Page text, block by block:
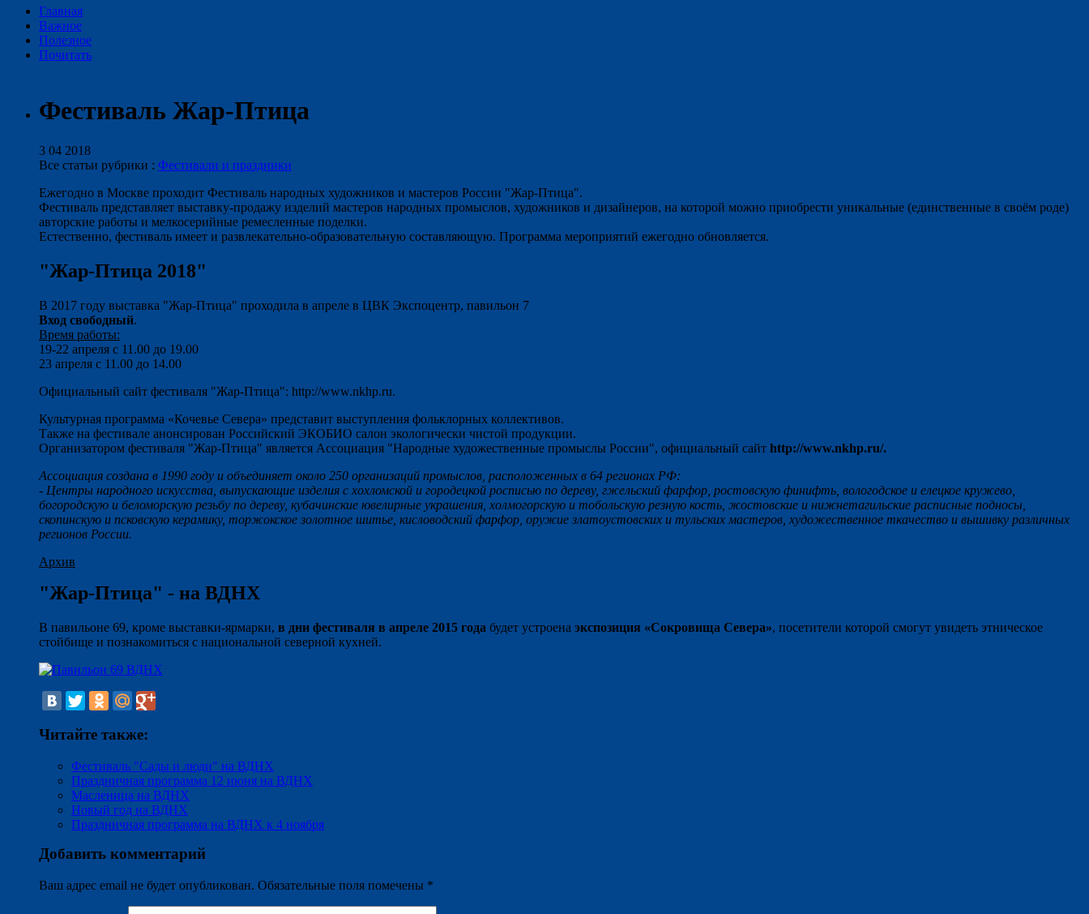
Главная
Важное
Полезное
Почитать
Фестиваль Жар-Птица
3 04 2018
Все статьи рубрики : Фестивали и праздники
Ежегодно в Москве проходит Фестиваль народных художников и мастеров России "Жар-Птица".
Фестиваль представляет выставку-продажу изделий мастеров народных промыслов, художников и дизайнеров, на которой можно приобрести уникальные (единственные в своём роде)
авторские работы и мелкосерийные ремесленные поделки.
Естественно, фестиваль имеет и развлекательно-образовательную составляющую. Программа мероприятий ежегодно обновляется.
"Жар-Птица 2018"
В 2017 году выставка "Жар-Птица" проходила в апреле в ЦВК Экспоцентр, павильон 7
Вход свободный.
Время работы:
19-22 апреля с 11.00 до 19.00
23 апреля с 11.00 до 14.00
Официальный сайт фестиваля "Жар-Птица": http://www.nkhp.ru.
Культурная программа «Кочевье Севера» представит выступления фольклорных коллективов.
Также на фестивале анонсирован Российский ЭКОБИО салон экологически чистой продукции.
Организатором фестиваля "Жар-Птица" является Ассоциация "Народные художественные промыслы России", официальный сайт http://www.nkhp.ru/.
Ассоциация создана в 1990 году и объединяет около 250 организаций промыслов, расположенных в 64 регионах РФ:
- Центры народного искусства, выпускающие изделия с хохломской и городецкой росписью по дереву, гжельский фарфор, ростовскую финифть, вологодское и елецкое кружево,
богородскую и беломорскую резьбу по дереву, кубачинские ювелирные украшения, холмогорскую и тобольскую резную кость, жостовские и нижнетагильские расписные подносы,
скопинскую и псковскую керамику, торжокское золотное шитье, кисловодский фарфор, оружие златоустовских и тульских мастеров, художественное ткачество и вышивку различных
регионов России.
Архив
"Жар-Птица" - на ВДНХ
В павильоне 69, кроме выставки-ярмарки, в дни фестиваля в апреле 2015 года будет устроена экспозиция «Сокровища Севера», посетители которой смогут увидеть этническое
стойбище и познакомиться с национальной северной кухней.
Читайте также:
Фестиваль "Сады и люди" на ВДНХ
Праздничная программа 12 июня на ВДНХ
Масленица на ВДНХ
Новый год на ВДНХ
Праздничная программа на ВДНХ к 4 ноября
Добавить комментарий
Ваш адрес email не будет опубликован. Обязательные поля помечены *